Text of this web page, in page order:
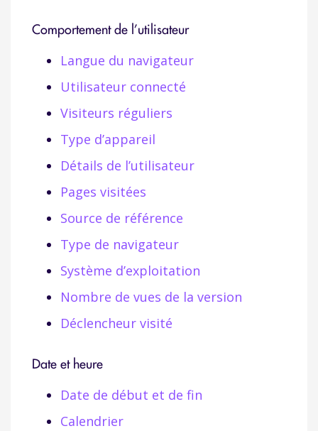
Comportement de l’utilisateur
Langue du navigateur
Utilisateur connecté
Visiteurs réguliers
Type d’appareil
Détails de l’utilisateur
Pages visitées
Source de référence
Type de navigateur
Système d’exploitation
Nombre de vues de la version
Déclencheur visité
Date et heure
Date de début et de fin
Calendrier